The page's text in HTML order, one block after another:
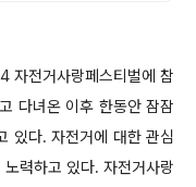
자전거사랑페스티벌에 참
다녀온 이후 한동안 잠잠
있다. 자전거에 대한 관심
력하고 있다. 자전거사랑